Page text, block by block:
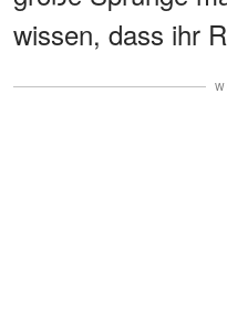
wissen, dass ihr